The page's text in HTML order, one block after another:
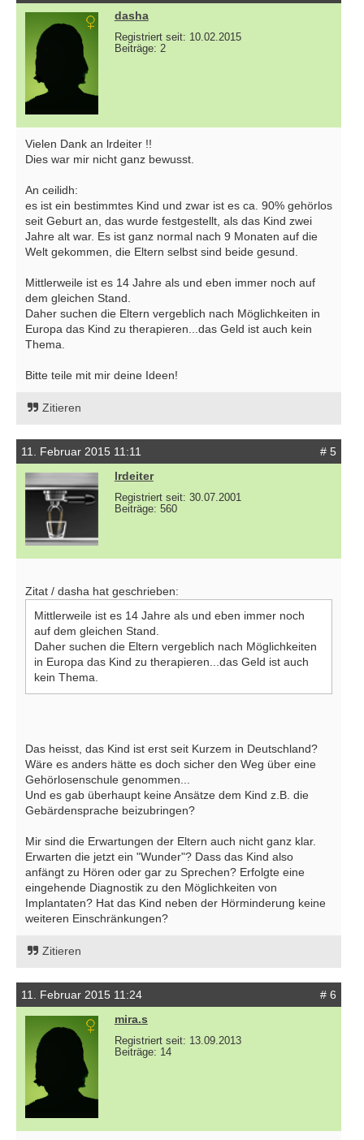
dasha
Registriert seit: 10.02.2015
Beiträge: 2
Vielen Dank an lrdeiter !!
Dies war mir nicht ganz bewusst.
An ceilidh:
es ist ein bestimmtes Kind und zwar ist es ca. 90% gehörlos
seit Geburt an, das wurde festgestellt, als das Kind zwei
Jahre alt war. Es ist ganz normal nach 9 Monaten auf die
Welt gekommen, die Eltern selbst sind beide gesund.
Mittlerweile ist es 14 Jahre als und eben immer noch auf
dem gleichen Stand.
Daher suchen die Eltern vergeblich nach Möglichkeiten in
Europa das Kind zu therapieren...das Geld ist auch kein
Thema.
Bitte teile mit mir deine Ideen!
Zitieren
11. Februar 2015 11:11
# 5
lrdeiter
Registriert seit: 30.07.2001
Beiträge: 560
Zitat / dasha hat geschrieben:
Mittlerweile ist es 14 Jahre als und eben immer noch
auf dem gleichen Stand.
Daher suchen die Eltern vergeblich nach Möglichkeiten
in Europa das Kind zu therapieren...das Geld ist auch
kein Thema.
Das heisst, das Kind ist erst seit Kurzem in Deutschland?
Wäre es anders hätte es doch sicher den Weg über eine
Gehörlosenschule genommen...
Und es gab überhaupt keine Ansätze dem Kind z.B. die
Gebärdensprache beizubringen?
Mir sind die Erwartungen der Eltern auch nicht ganz klar.
Erwarten die jetzt ein "Wunder"? Dass das Kind also
anfängt zu Hören oder gar zu Sprechen? Erfolgte eine
eingehende Diagnostik zu den Möglichkeiten von
Implantaten? Hat das Kind neben der Hörminderung keine
weiteren Einschränkungen?
Zitieren
11. Februar 2015 11:24
# 6
mira.s
Registriert seit: 13.09.2013
Beiträge: 14